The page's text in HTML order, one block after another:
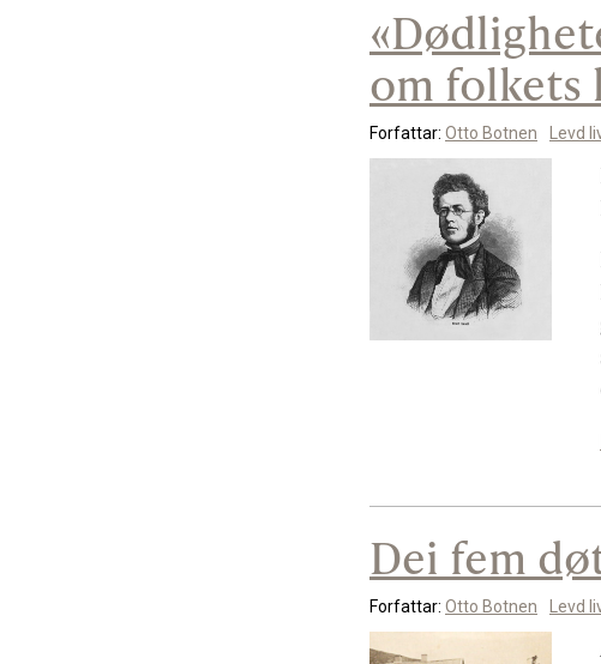
om folkets
Forfattar: Otto Botnen Levd
Dei fem
Forfattar: Otto Botnen Levd